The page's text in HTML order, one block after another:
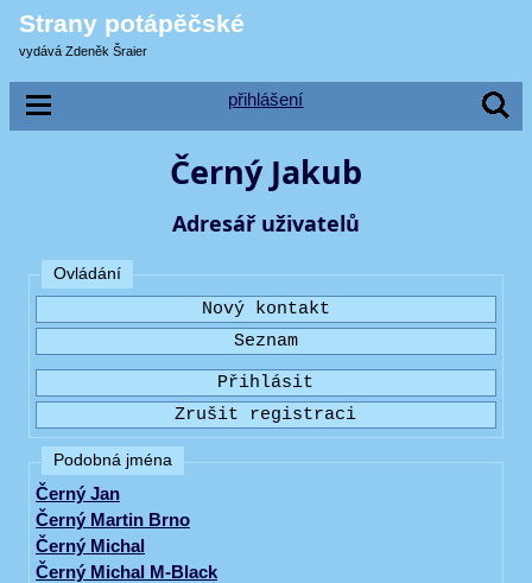
Strany potápěčské
vydává Zdeněk Šraier
přihlášení
Černý Jakub
Adresář uživatelů
Ovládání
Podobná jména
Černý Jan
Černý Martin Brno
Černý Michal
Černý Michal M-Black